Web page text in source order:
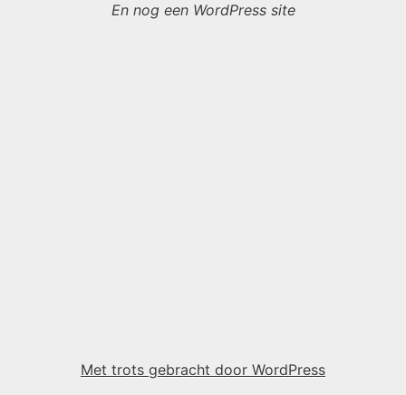
En nog een WordPress site
Met trots gebracht door WordPress